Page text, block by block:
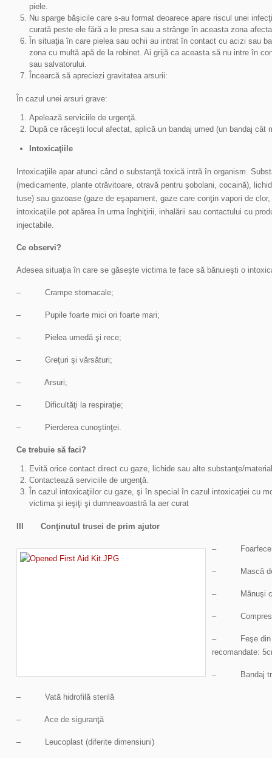
piele.
Nu sparge băşicile care s-au format deoarece apare riscul unei
curată peste ele fără a le presa sau a strânge în aceasta zona
În situaţia în care pielea sau ochii au intrat în contact cu acizi sau
zona cu multă apă de la robinet. Ai grijă ca aceasta să nu intre în
sau salvatorului.
Încearcă să apreciezi gravitatea arsurii:
În cazul unei arsuri grave:
Apelează serviciile de urgenţă.
După ce răceşti locul afectat, aplică un bandaj umed (un bandaj cât
Intoxicaţiile
Intoxicaţiile apar atunci când o substanţă toxică intră în organism.
(medicamente, plante otrăvitoare, otravă pentru şobolani, cocaină),
tuse) sau gazoase (gaze de eşapament, gaze care conţin vapori de
intoxicaţiile pot apărea în urma înghiţirii, inhalării sau contactului cu
injectabile.
Ce observi?
Adesea situaţia în care se găseşte victima te face să bănuieşti o
– Crampe stomacale;
– Pupile foarte mici ori foarte mari;
– Pielea umedă şi rece;
– Greţuri şi vărsături;
– Arsuri;
– Dificultăţi la respiraţie;
– Pierderea cunoştinţei.
Ce trebuie să faci?
Evită orice contact direct cu gaze, lichide sau alte substanţe/
Contactează serviciile de urgenţă.
În cazul intoxicaţiilor cu gaze, şi în special în cazul intoxicaţiei cu
victima şi ieşiţi şi dumneavoastră la aer curat
III Conţinutul trusei de prim ajutor
– Foarfece
– Mască de
– Mănuşi
– Comprese
– Feşe din
recomandate:
– Bandaj
– Vată hidrofilă sterilă
– Ace de siguranţă
– Leucoplast (diferite dimensiuni)